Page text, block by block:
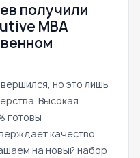
получили
MBA
но это лишь
Высокая
готовы
качество
на новый набор: